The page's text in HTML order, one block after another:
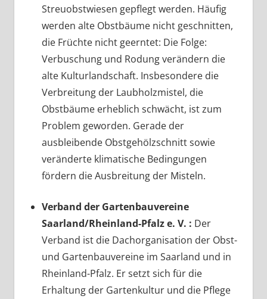
Streuobstwiesen gepflegt werden. Häufig
werden alte Obstbäume nicht geschnitten,
die Früchte nicht geerntet: Die Folge:
Verbuschung und Rodung verändern die
alte Kulturlandschaft. Insbesondere die
Verbreitung der Laubholzmistel, die
Obstbäume erheblich schwächt, ist zum
Problem geworden. Gerade der
ausbleibende Obstgehölzschnitt sowie
veränderte klimatische Bedingungen
fördern die Ausbreitung der Misteln.
Verband der Gartenbauvereine
Saarland/Rheinland-Pfalz e. V. : Der
Verband ist die Dachorganisation der Obst-
und Gartenbauvereine im Saarland und in
Rheinland-Pfalz. Er setzt sich für die
Erhaltung der Gartenkultur und die Pflege